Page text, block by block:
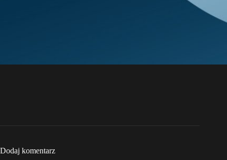
Dodaj komentarz